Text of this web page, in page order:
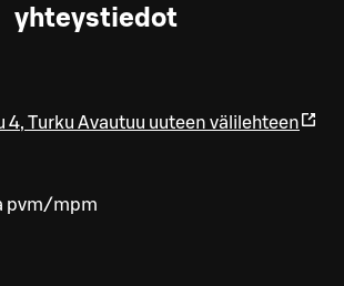
yhteystiedot
4, Turku Avautuu uuteen välilehteen
pvm/mpm